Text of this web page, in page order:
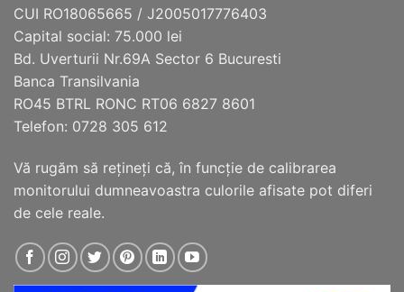
fi
alese
pagina
produsului.
CUI RO18065665 / J2005017776403
Capital social: 75.000 lei
Bd. Uverturii Nr.69A Sector 6 Bucuresti
Banca Transilvania
RO45 BTRL RONC RT06 6827 8601
Telefon: 0728 305 612
Vă rugăm să reţineţi că, în funcţie de calibrarea
monitorului dumneavoastra culorile afisate pot diferi
de cele reale.